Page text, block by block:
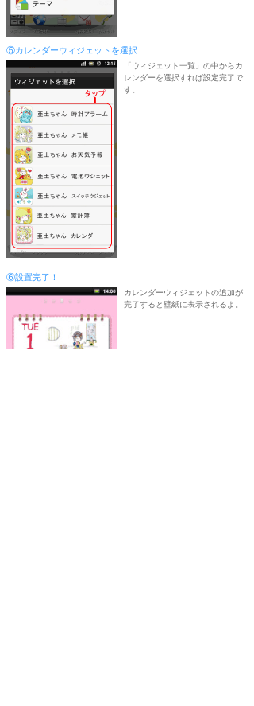
⑤カレンダーウィジェットを選択
「ウィジェット一覧」の中からカ
レンダーを選択すれば設定完了で
す。
⑥設置完了！
カレンダーウィジェットの追加が
完了すると壁紙に表示されるよ。